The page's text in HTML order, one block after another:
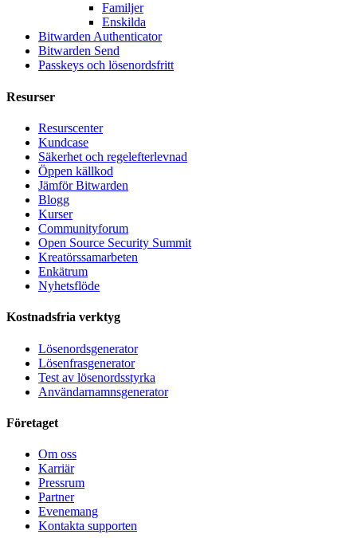
Familjer
Enskilda
Bitwarden Authenticator
Bitwarden Send
Passkeys och lösenordsfritt
Resurser
Resurscenter
Kundcase
Säkerhet och regelefterlevnad
Öppen källkod
Jämför Bitwarden
Blogg
Kurser
Communityforum
Open Source Security Summit
Kreatörssamarbeten
Enkätrum
Nyhetsflöde
Kostnadsfria verktyg
Lösenordsgenerator
Lösenfrasgenerator
Test av lösenordsstyrka
Användarnamnsgenerator
Företaget
Om oss
Karriär
Pressrum
Partner
Evenemang
Kontakta supporten